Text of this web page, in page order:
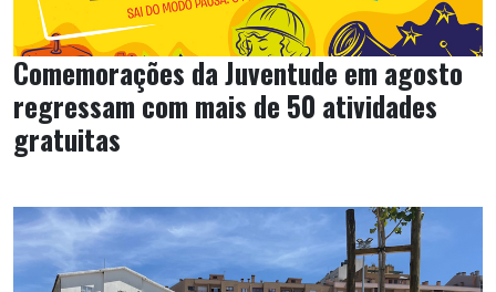
Comemorações da Juventude em agosto
regressam com mais de 50 atividades
gratuitas